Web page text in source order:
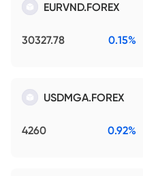
EURVND.FOREX
30327.78 0.15%
USDMGA.FOREX
4260 0.92%